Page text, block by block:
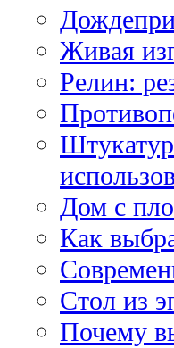
Живая
Релин:
Дом с
Как
Стол из
Почему